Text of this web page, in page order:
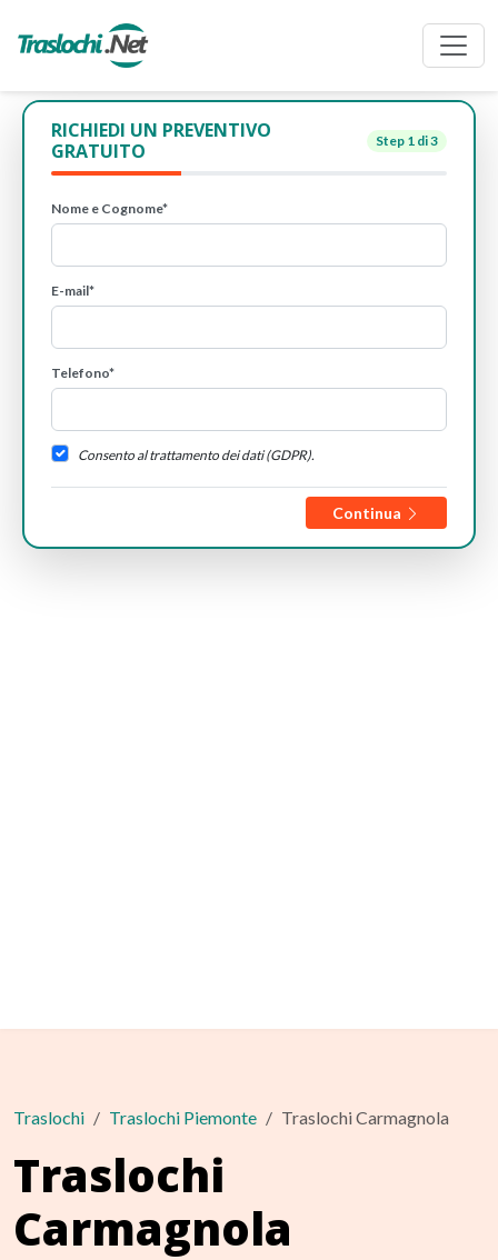
RICHIEDI UN PREVENTIVO
GRATUITO
Step 1 di 3
Nome e Cognome*
E-mail*
Telefono*
Consento al trattamento dei dati (GDPR).
Continua
Traslochi Traslochi Piemonte Traslochi Carmagnola
Traslochi
Carmagnola